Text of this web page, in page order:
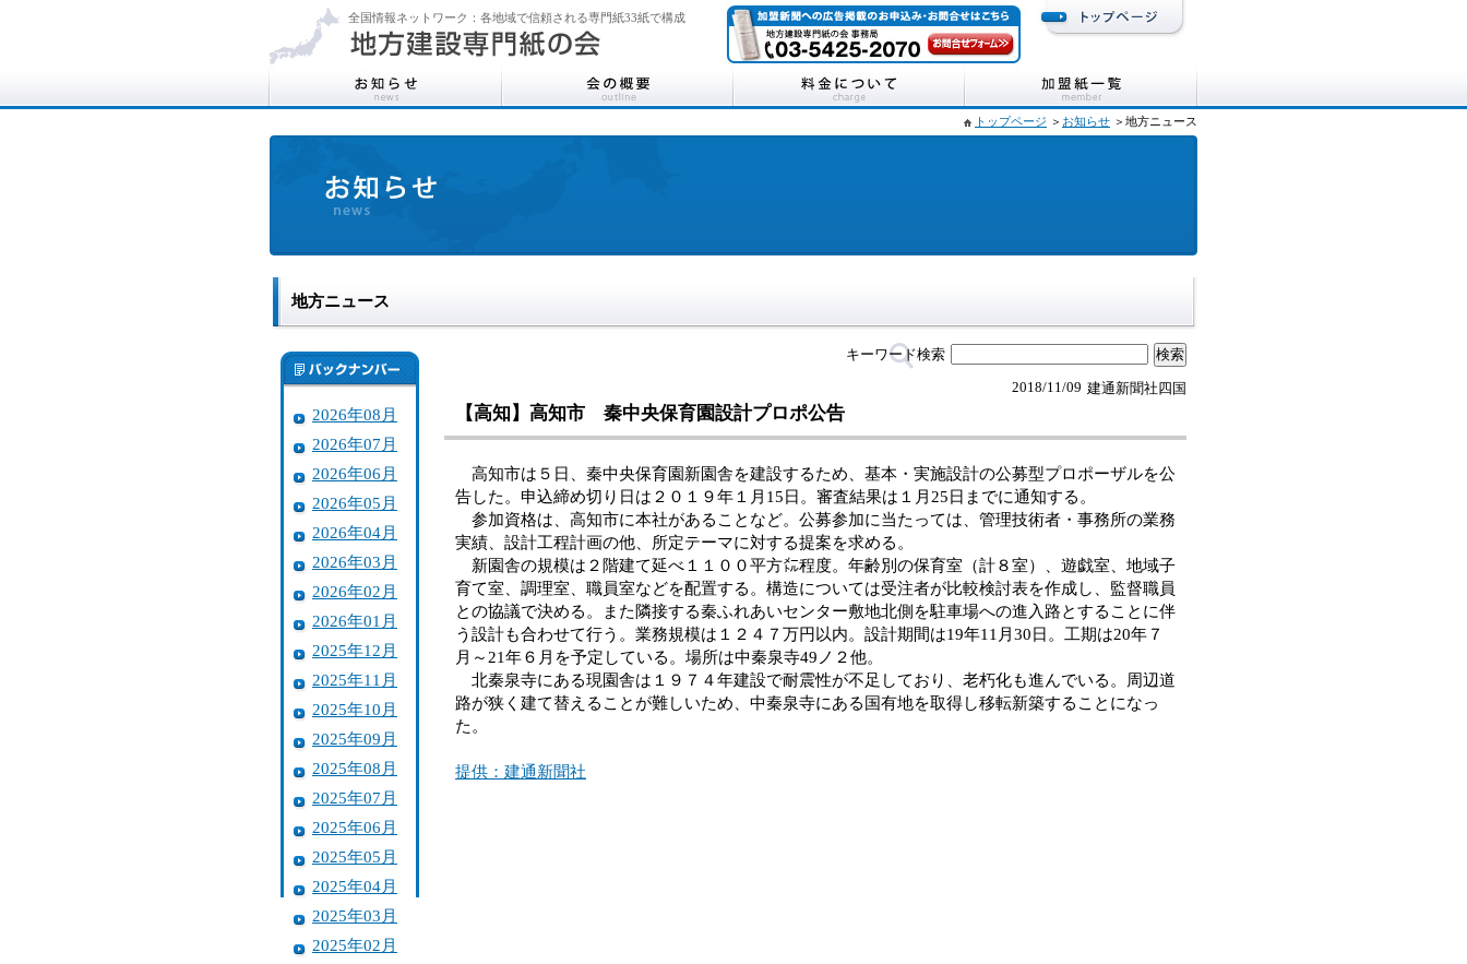
全国情報ネットワーク：各地域で信頼される専門紙33紙で構成
トップページ ＞ お知らせ ＞地方ニュース
地方ニュース
2026年08月
2026年07月
2026年06月
2026年05月
2026年04月
2026年03月
2026年02月
2026年01月
2025年12月
2025年11月
2025年10月
2025年09月
2025年08月
2025年07月
2025年06月
2025年05月
2025年04月
2025年03月
2025年02月
キーワード検索
建通新聞社四国
2018/11/09
【高知】高知市 秦中央保育園設計プロポ公告
高知市は５日、秦中央保育園新園舎を建設するため、基本・実施設計の公募型プロポーザルを公
告した。申込締め切り日は２０１９年１月15日。審査結果は１月25日までに通知する。
参加資格は、高知市に本社があることなど。公募参加に当たっては、管理技術者・事務所の業務
実績、設計工程計画の他、所定テーマに対する提案を求める。
新園舎の規模は２階建て延べ１１００平方㍍程度。年齢別の保育室（計８室）、遊戯室、地域子
育て室、調理室、職員室などを配置する。構造については受注者が比較検討表を作成し、監督職員
との協議で決める。また隣接する秦ふれあいセンター敷地北側を駐車場への進入路とすることに伴
う設計も合わせて行う。業務規模は１２４７万円以内。設計期間は19年11月30日。工期は20年７
月～21年６月を予定している。場所は中秦泉寺49ノ２他。
北秦泉寺にある現園舎は１９７４年建設で耐震性が不足しており、老朽化も進んでいる。周辺道
路が狭く建て替えることが難しいため、中秦泉寺にある国有地を取得し移転新築することになっ
た。
提供：建通新聞社